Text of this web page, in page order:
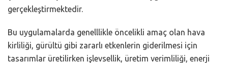
gerçekleştirmektedir.
Bu uygulamalarda genelllikle öncelikli amaç olan hava
kirliliği, gürültü gibi zararlı etkenlerin giderilmesi için
tasarımlar üretilirken işlevsellik, üretim verimliliği, enerji